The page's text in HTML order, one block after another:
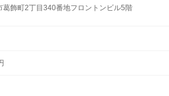
葛飾町2丁目340番地フロントンビル5階